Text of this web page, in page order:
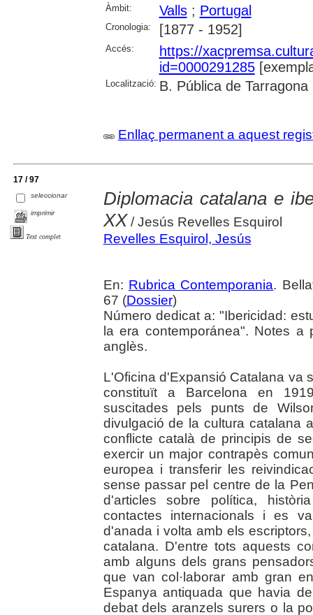
Àmbit: Valls; Portugal
Cronologia: [1877 - 1952]
Accés:
https://
id=0000291285
Localització: B. Pública de Tarragona
Enllaç permanent a aquest
17 / 97
seleccionar
imprimir
Text complet
Diplomacia catalana e
XX / Jesús Revelles Esquirol
Revelles Esquirol, Jesús
En: Rubrica Contemporania.
67 (Dossier)
Número dedicat a: "Ibericidad:
la era contemporánea". Notes
anglès.
L'Oficina d'Expansió Catalana va
constituït a Barcelona en
suscitades pels punts de
divulgació de la cultura catalana
conflicte català de principis de
exercir un major contrapès
europea i transferir les
sense passar pel centre de la
d'articles sobre política,
contactes internacionals i es
d'anada i volta amb els
catalana. D'entre tots aquests
amb alguns dels grans
que van col·laborar amb gran
Espanya antiquada que havia
debat dels aranzels surers o la